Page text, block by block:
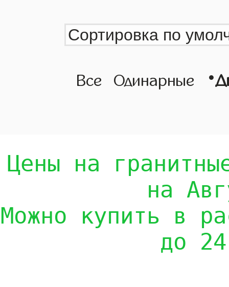
Все Одинарные •
Цены на
на
Можно купить в
до